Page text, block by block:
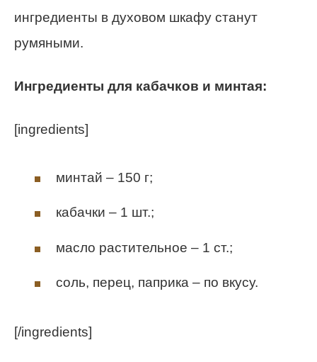
ингредиенты в духовом шкафу станут
румяными.
Ингредиенты для кабачков и минтая:
[ingredients]
минтай – 150 г;
кабачки – 1 шт.;
масло растительное – 1 ст.;
соль, перец, паприка – по вкусу.
[/ingredients]